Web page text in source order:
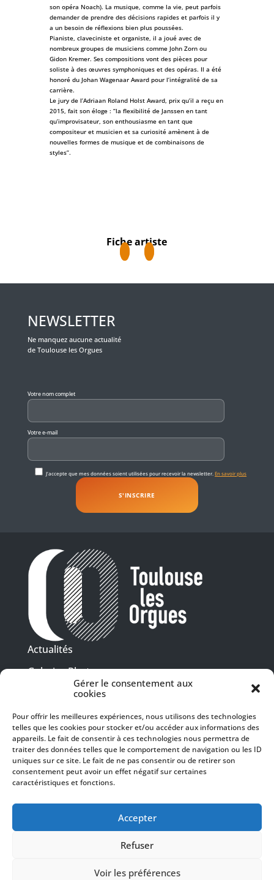
Gérer le consentement aux
cookies
Pour offrir les meilleures expériences, nous utilisons des technologies
telles que les cookies pour stocker et/ou accéder aux informations des
appareils. Le fait de consentir à ces technologies nous permettra de
traiter des données telles que le comportement de navigation ou les ID
uniques sur ce site. Le fait de ne pas consentir ou de retirer son
consentement peut avoir un effet négatif sur certaines
caractéristiques et fonctions.
Accepter
Refuser
Voir les préférences
son opéra Noach). La musique, comme la vie, peut parfois
demander de prendre des décisions rapides et parfois il y
a un besoin de réflexions bien plus poussées.
Pianiste, claveciniste et organiste, il a joué avec de
nombreux groupes de musiciens comme John Zorn ou
Gidon Kremer. Ses compositions vont des pièces pour
soliste à des œuvres symphoniques et des opéras. Il a été
honoré du Johan Wagenaar Award pour l’intégralité de sa
carrière.
Le jury de l’Adriaan Roland Holst Award, prix qu’il a reçu en
2015, fait son éloge : “la flexibilité de Janssen en tant
qu’improvisateur, son enthousiasme en tant que
compositeur et musicien et sa curiosité amènent à de
nouvelles formes de musique et de combinaisons de
styles”.
Fiche artiste
NEWSLETTER
Ne manquez aucune actualité
de Toulouse les Orgues
Votre nom complet
Votre e-mail
J'accepte que mes données soient utilisées pour recevoir la newsletter.En savoir plus
Actualités
Galeries Photos
Vidéothèque
Presse
Programme PDF
Billetterie
Recrutement
Mentions légales
SUIVEZ-NOUS